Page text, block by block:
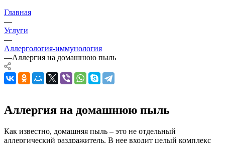
Главная
—
Услуги
—
Аллергология-иммунология
—Аллергия на домашнюю пыль
Аллергия на домашнюю пыль
Как известно, домашняя пыль – это не отдельный
аллергический раздражитель. В нее входит целый комплекс